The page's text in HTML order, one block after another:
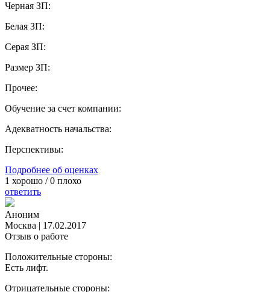
Черная ЗП:
Белая ЗП:
Серая ЗП:
Размер ЗП:
Прочее:
Обучение за счет компании:
Адекватность начальства:
Перспективы:
Подробнее об оценках
1 хорошо /0 плохо
ответить
Аноним
Москва | 17.02.2017
Отзыв о работе
Положительные стороны:
Есть лифт.
Отрицательные стороны: